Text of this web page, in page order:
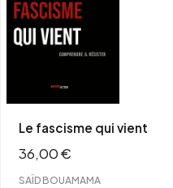
Le fascisme qui vient
36,00€
SAÏD BOUAMAMA